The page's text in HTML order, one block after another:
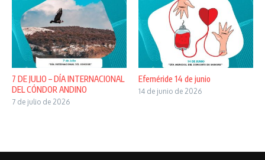
7 DE JULIO – DÍA INTERNACIONAL
DEL CÓNDOR ANDINO
7 de julio de 2026
Efeméride 14 de junio
14 de junio de 2026